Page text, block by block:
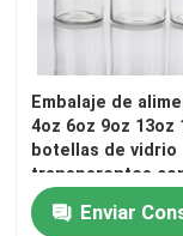
Artículos de
Embalaje de
4oz 6oz 9oz 13oz
botellas de vidrio
transparentes
de vidrio
tapa de metal
Enviar